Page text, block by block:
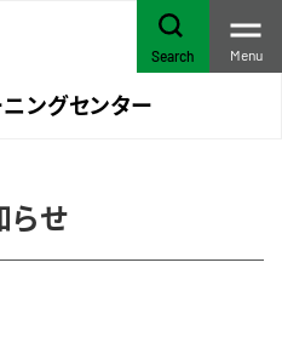
ングセンター
Search Menu
らせ